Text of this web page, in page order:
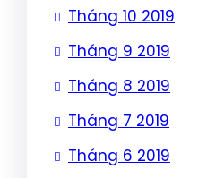
Tháng 10 2019
Tháng 9 2019
Tháng 8 2019
Tháng 7 2019
Tháng 6 2019